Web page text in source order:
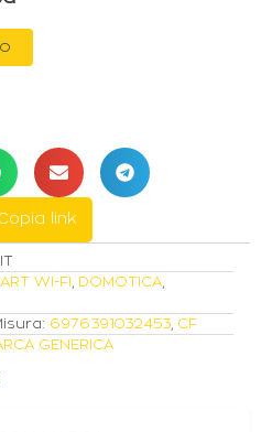
link
WI-FI DOMOTICA
6976391032453 CF
GENERICA